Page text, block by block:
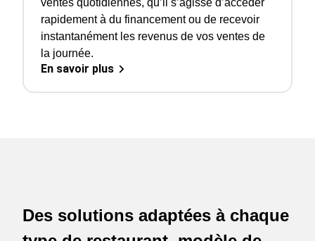
rapidement à du financement ou de recevoir
instantanément les revenus de vos ventes de
la journée.
En savoir plus
Des solutions adaptées à chaque